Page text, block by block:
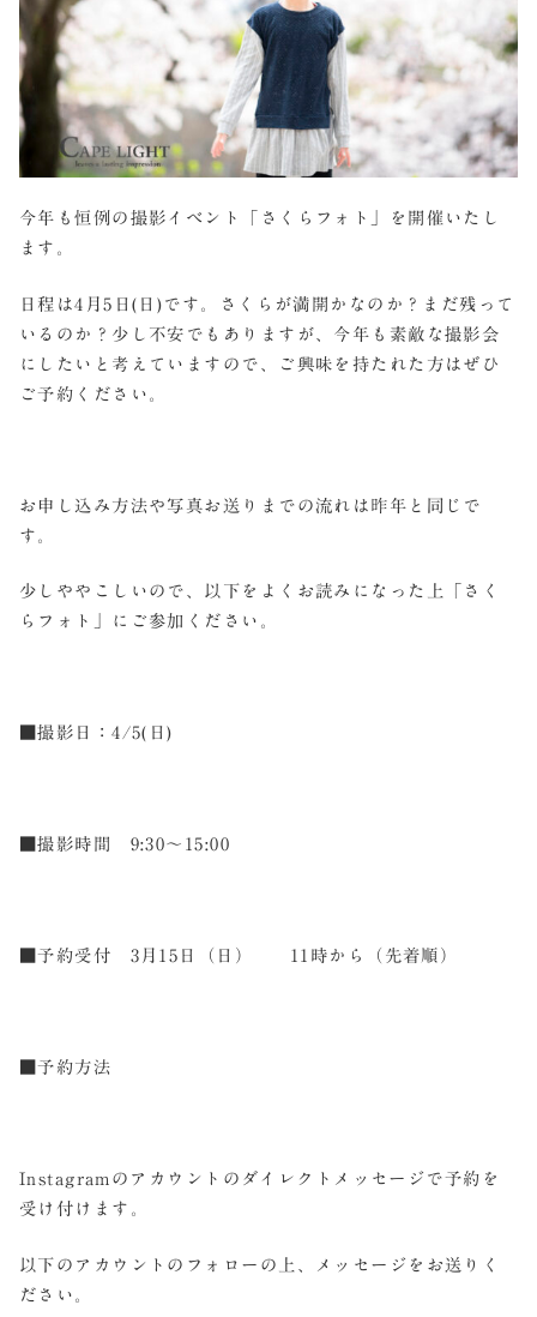
今年も恒例の撮影イベント「さくらフォト」を開催いたし
ます。
日程は4月5日(日)です。さくらが満開かなのか？まだ残って
いるのか？少し不安でもありますが、今年も素敵な撮影会
にしたいと考えていますので、ご興味を持たれた方はぜひ
ご予約ください。
お申し込み方法や写真お送りまでの流れは昨年と同じで
す。
少しややこしいので、以下をよくお読みになった上「さく
らフォト」にご参加ください。
■撮影日：4/5(日)
■撮影時間 9:30～15:00
■予約受付 3月15日（日） 11時から（先着順）
■予約方法
Instagramのアカウントのダイレクトメッセージで予約を
受け付けます。
以下のアカウントのフォローの上、メッセージをお送りく
ださい。